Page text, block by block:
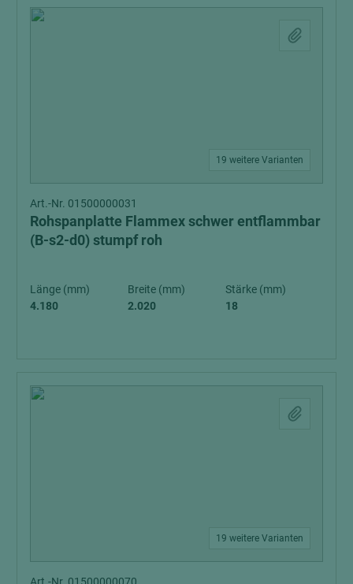
19 weitere Varianten
Art.-Nr. 01500000031
Rohspanplatte Flammex schwer entflammbar
(B-s2-d0) stumpf roh
Länge (mm)
4.180
Breite (mm)
2.020
Stärke (mm)
18
19 weitere Varianten